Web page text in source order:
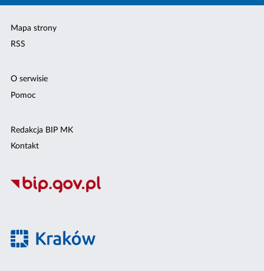
Mapa strony
RSS
O serwisie
Pomoc
Redakcja BIP MK
Kontakt